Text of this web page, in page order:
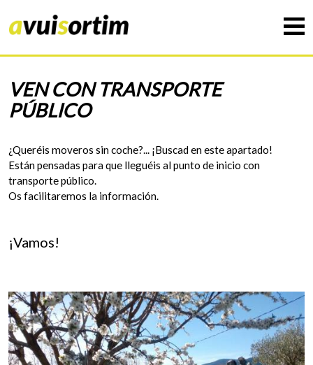
VEN CON TRANSPORTE
PÚBLICO
¿Queréis moveros sin coche?... ¡Buscad en este apartado!
Están pensadas para que lleguéis al punto de inicio con
transporte público.
Os facilitaremos la información.
¡Vamos!